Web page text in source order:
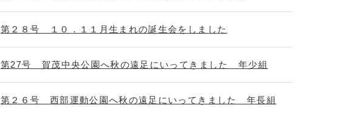
第２８号 １０．１１月生まれの誕生会をしました
第27号 賀茂中央公園へ秋の遠足にいってきました 年少組
第２６号 西部運動公園へ秋の遠足にいってきました 年長組